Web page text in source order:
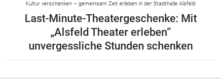
Kultur verschenken – gemeinsam Zeit erleben in der Stadthalle Alsfeld
Last-Minute-Theatergeschenke: Mit
„Alsfeld Theater erleben“
unvergessliche Stunden schenken